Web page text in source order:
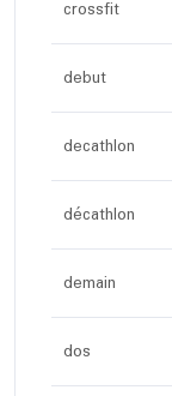
crossfit
debut
decathlon
décathlon
demain
dos